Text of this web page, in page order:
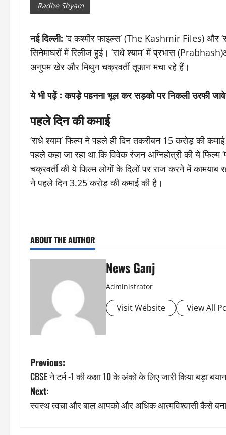
Radhe Shyam
नई दिल्ली: ‘द कश्मीर फाइल्स’ (The Kashmir Files) और
सिनेमाघरों में रिलीज हुई। ‘राधे श्याम’ में प्रभास
अनुपम खेर और मिथुन चक्रवर्ती तूफान मचा रहे हैं।
ये भी पढ़ें :कपड़े पहनना भूल कर सड़को पर निकली उरफी
पहले दिन की कमाई
‘राधे श्याम’ फिल्म ने पहले ही दिन तकरीबन 15 करोड़ की
पहले कहा जा रहा था कि विवेक रंजन अग्निहोत्री की ये
चक्रवर्ती की ये फिल्म लोगों के दिलों पर राज करने में
ने पहले दिन 3.25 करोड़ की कमाई की है।
ABOUT THE AUTHOR
News Ganj
Administrator
Visit Website View All
P
o
s
Previous:
CBSE ने टर्म -1 की कक्षा 10 के अंको के लिए जारी किया बड़ा बयान
Next:
स्वस्थ त्वचा और बाल आपको और अधिक आत्मविश्वासी कैसे